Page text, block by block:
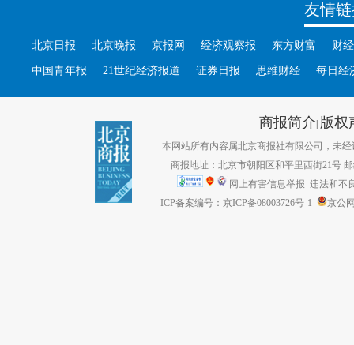
友情
北京日报 北京晚报 京报网 经济观察报 东方财富 财
中国青年报 21世纪经济报道 证券日报 思维财经 每日经
商报简介| 版权
本网站所有内容属北京商报社有限公司，未经
商报地址：北京市朝阳区和平里西街21号
网上有害信息举报 违法和不
ICP备案编号：京ICP备08003726号-1
京公